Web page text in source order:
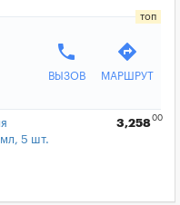
phone
ВЫЗОВ
directions
МАРШРУТ
5 шт.
3,25800